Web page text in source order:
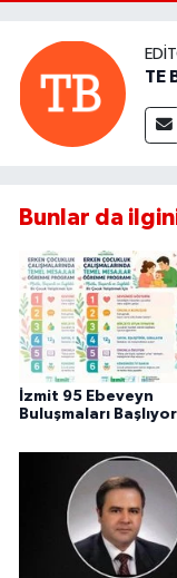
TE
Bunlar da
İzmit 95 Ebeveyn
Buluşmaları Başlıyor